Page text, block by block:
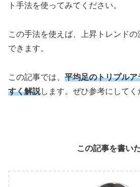
ト手法を使ってみてください。
この手法を使えば、上昇トレンド
できます。
この記事では、 平均足のトリプル
すく解説します。ぜひ参考にしてく
この記事を書い